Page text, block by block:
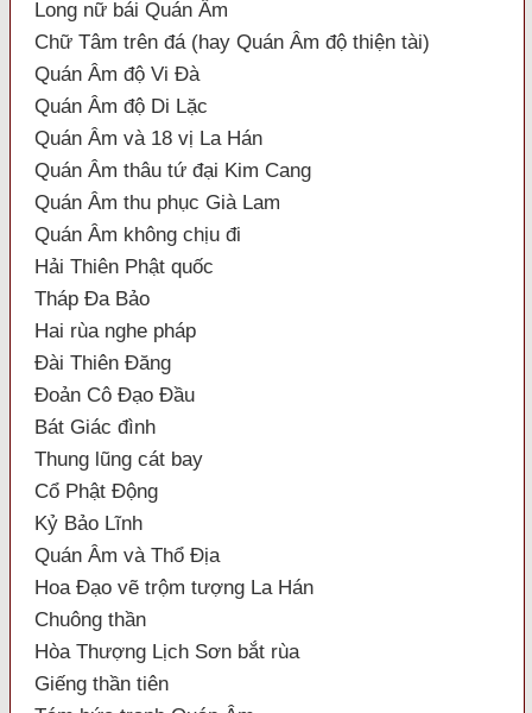
Long nữ bái Quán Âm
Chữ Tâm trên đá (hay Quán Âm độ thiện tài)
Quán Âm độ Vi Đà
Quán Âm độ Di Lặc
Quán Âm và 18 vị La Hán
Quán Âm thâu tứ đại Kim Cang
Quán Âm thu phục Già Lam
Quán Âm không chịu đi
Hải Thiên Phật quốc
Tháp Đa Bảo
Hai rùa nghe pháp
Đài Thiên Đăng
Đoản Cô Đạo Đầu
Bát Giác đình
Thung lũng cát bay
Cổ Phật Động
Kỷ Bảo Lĩnh
Quán Âm và Thổ Địa
Hoa Đạo vẽ trộm tượng La Hán
Chuông thần
Hòa Thượng Lịch Sơn bắt rùa
Giếng thần tiên